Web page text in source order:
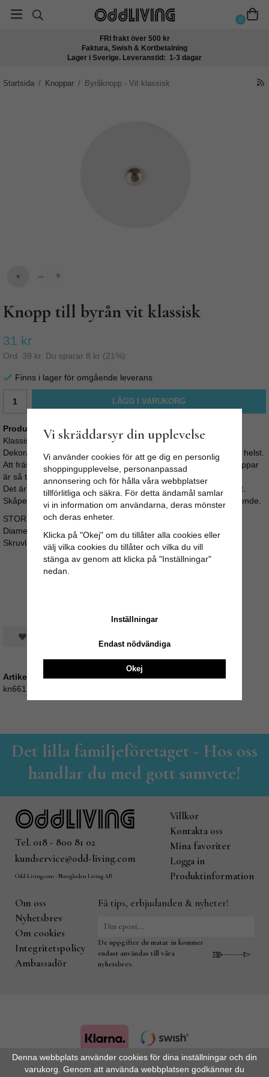
0
FRI frakt över 500 kr
Faktura, Swish & Kortbetalning
Lager i Sverige. Leveranstid: 1-3 dagar
Startsida / Knoppar / Byråknopp - Vit klassisk
Knopp till byrån vit klassisk
31 kr
Ord. 39 kr . Du sparar 8 kr (21 %)
Finns i lager för omgående leverans
LÄGG I VARUKORG
Produktbeskrivning:
Klassisk tidlös knopp till byrå i vitt porslin.
Dekorativ till både byrån, köksinredningen eller vilket skåp som helst.
Att fräsha upp sin byrå, köksluckor eller garderob med nya knoppar
är så tacksamt.
Det är enkelt, går fort, är billigt och ger oftast ett snyggt resultat.
Skåpet eller byrån får en personlig prägel och ett helt nytt utseende.
STORLEK:
Diameter: 4,7cm
Skruvlängd ca 4cm (M4)
Spara som favorit
Artikelnummer:
kn661
Det lilla familjeföretaget - Hos oss
handlar du med gott samvete!
Tel. 018 - 800 81 02
kundservice@odd-living.com
Odd-Living.com - Norrgården Living AB
Villkor
Kontakta oss
Mina favoriter
Logga in
Produktinformation
Om oss
Nyhetsbrev
Om cookies
Integritetspolicy
Ambassadör
Få tips, erbjudanden & nyheter!
De uppgifter du matar in kommer
endast användas till våra
nyhetsbrev.
Drift & produktion:Wikinggruppen
Denna webbplats använder cookies för dina inställningar och din
varukorg. Genom att använda webbplatsen godkänner du
Vi skräddarsyr din upplevelse
Vi använder cookies för att ge dig en personlig
shoppingupplevelse, personanpassad
annonsering och för hålla våra webbplatser
tillförlitliga och säkra. För detta ändamål samlar
vi in information om användarna, deras mönster
och deras enheter.
Klicka på "Okej" om du tillåter alla cookies eller
välj vilka cookies du tillåter och vilka du vill
stänga av genom att klicka på "Inställningar"
nedan.
Inställningar
Endast nödvändiga
Okej